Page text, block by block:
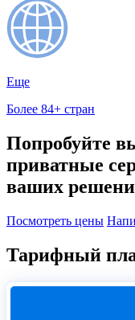
Еще
Более 84+ стран
Попробуйте
приватные
ваших
Посмотреть цены
Тарифный